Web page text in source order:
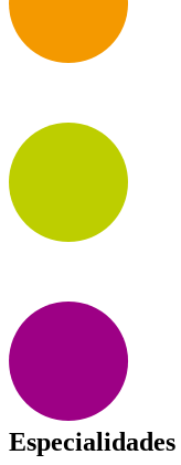
Especialidades